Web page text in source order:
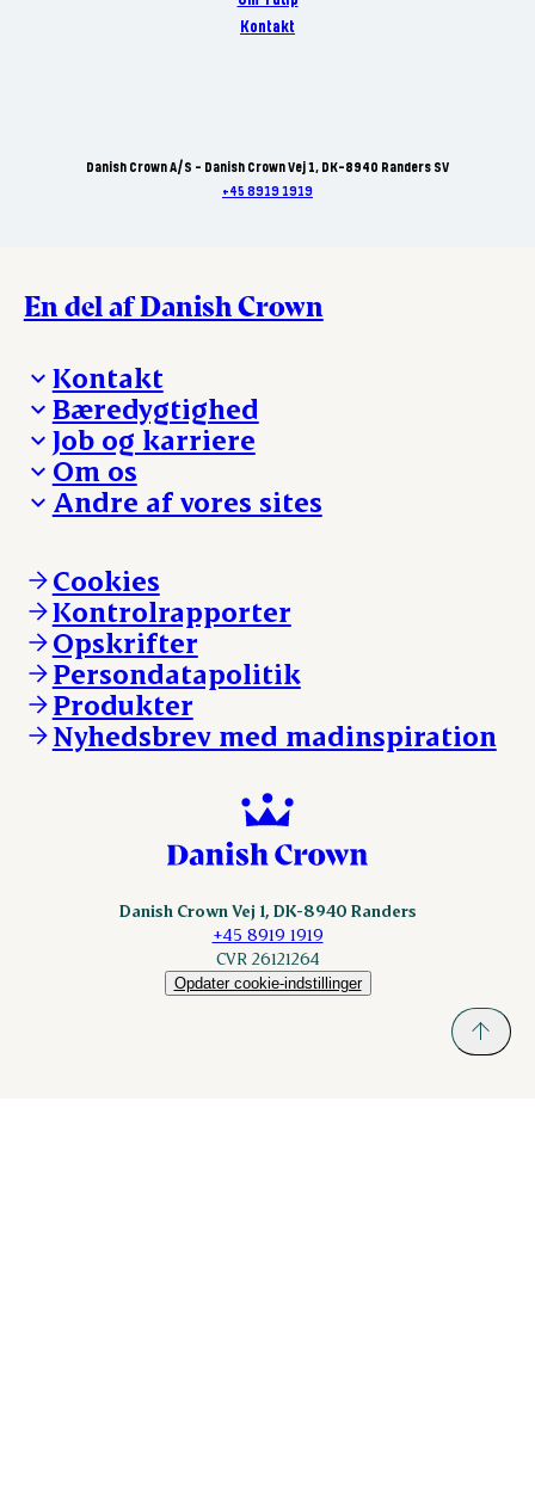
Kontakt
Danish Crown A/S - Danish Crown Vej 1, DK-8940 Randers SV
+45 8919 1919
En del af Danish Crown
Kontakt
Besøg Danish Crown
Presse og nyheder
Reklamationer
Whistleblower
Øvrige henvendelser
Bæredygtighed
Fra jord til bord
Hverdagen
Ansvarlighed og nøgletal
Job og karriere
Arbejd med os
Ledige stillinger
Om os
Hvem er vi
Vores resultater
Vores lokationer
Kontakt
Andre af vores sites
Andelsejere - kreatur
Danishcrownprofessional.com
DAT-Schaub.com
ESS-FOOD.com
Fonden Dansk Gastronomi
KLS.se
nordicspoor.com
Scanhide.dk
Cookies
Kontrolrapporter
Opskrifter
Persondatapolitik
Produkter
Nyhedsbrev med madinspiration
Danish Crown Vej 1, DK-8940 Randers
+45 8919 1919
CVR 26121264
Opdater cookie-indstillinger